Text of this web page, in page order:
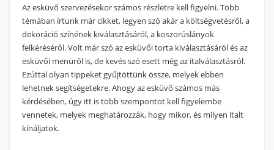
Az esküvő szervezésekor számos részletre kell figyelni. Több
témában írtunk már cikket, legyen szó akár a költségvetésről, a
dekoráció színének kiválasztásáról, a koszorúslányok
felkéréséről. Volt már szó az esküvői torta kiválasztásáról és az
esküvői menüről is, de kevés szó esett még az italválasztásról.
Ezúttal olyan tippeket gyűjtöttünk össze, melyek ebben
lehetnek segítségetekre. Ahogy az esküvő számos más
kérdésében, úgy itt is több szempontot kell figyelembe
vennetek, melyek meghatározzák, hogy mikor, és milyen italt
kínáljatok.